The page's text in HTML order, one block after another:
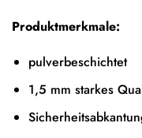
Produktmerkmale:
pulverbeschichtet
1,5 mm starkes